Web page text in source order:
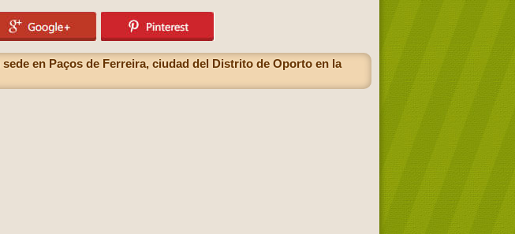
en Paços de Ferreira, ciudad del Distrito de Oporto en la